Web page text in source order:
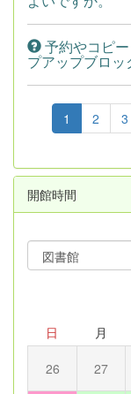
予約やコピ
プアップブロッ
1 2 3
開館時間
日 月
26 27